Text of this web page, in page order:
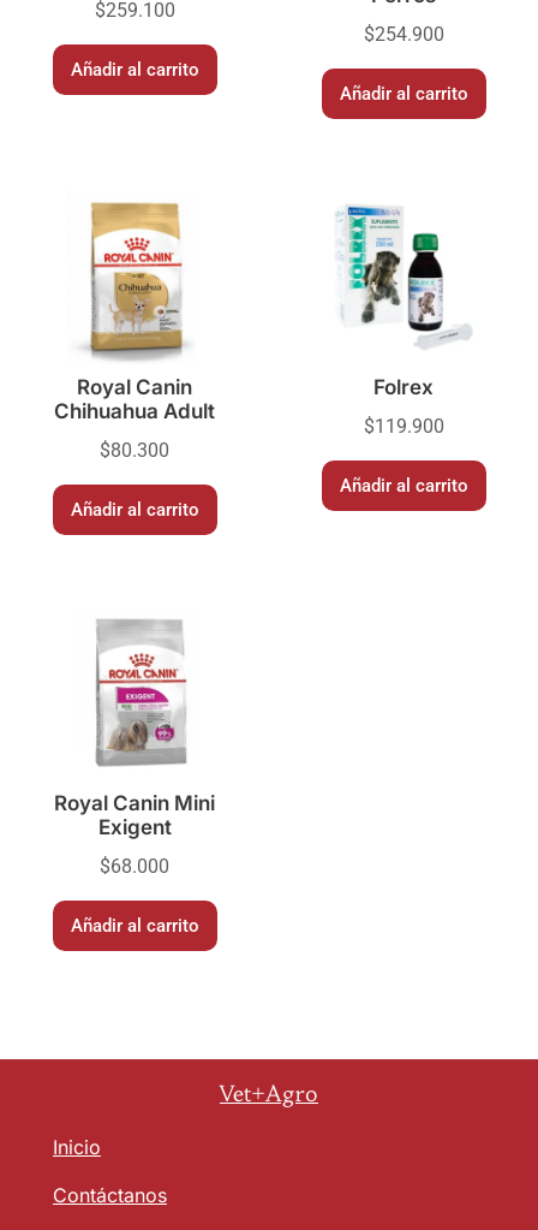
$259.100
Añadir al carrito
$254.900
Añadir al carrito
Royal Canin
Chihuahua Adult
$80.300
Añadir al carrito
Folrex
$119.900
Añadir al carrito
Royal Canin Mini
Exigent
$68.000
Añadir al carrito
Vet+Agro
Inicio
Contáctanos